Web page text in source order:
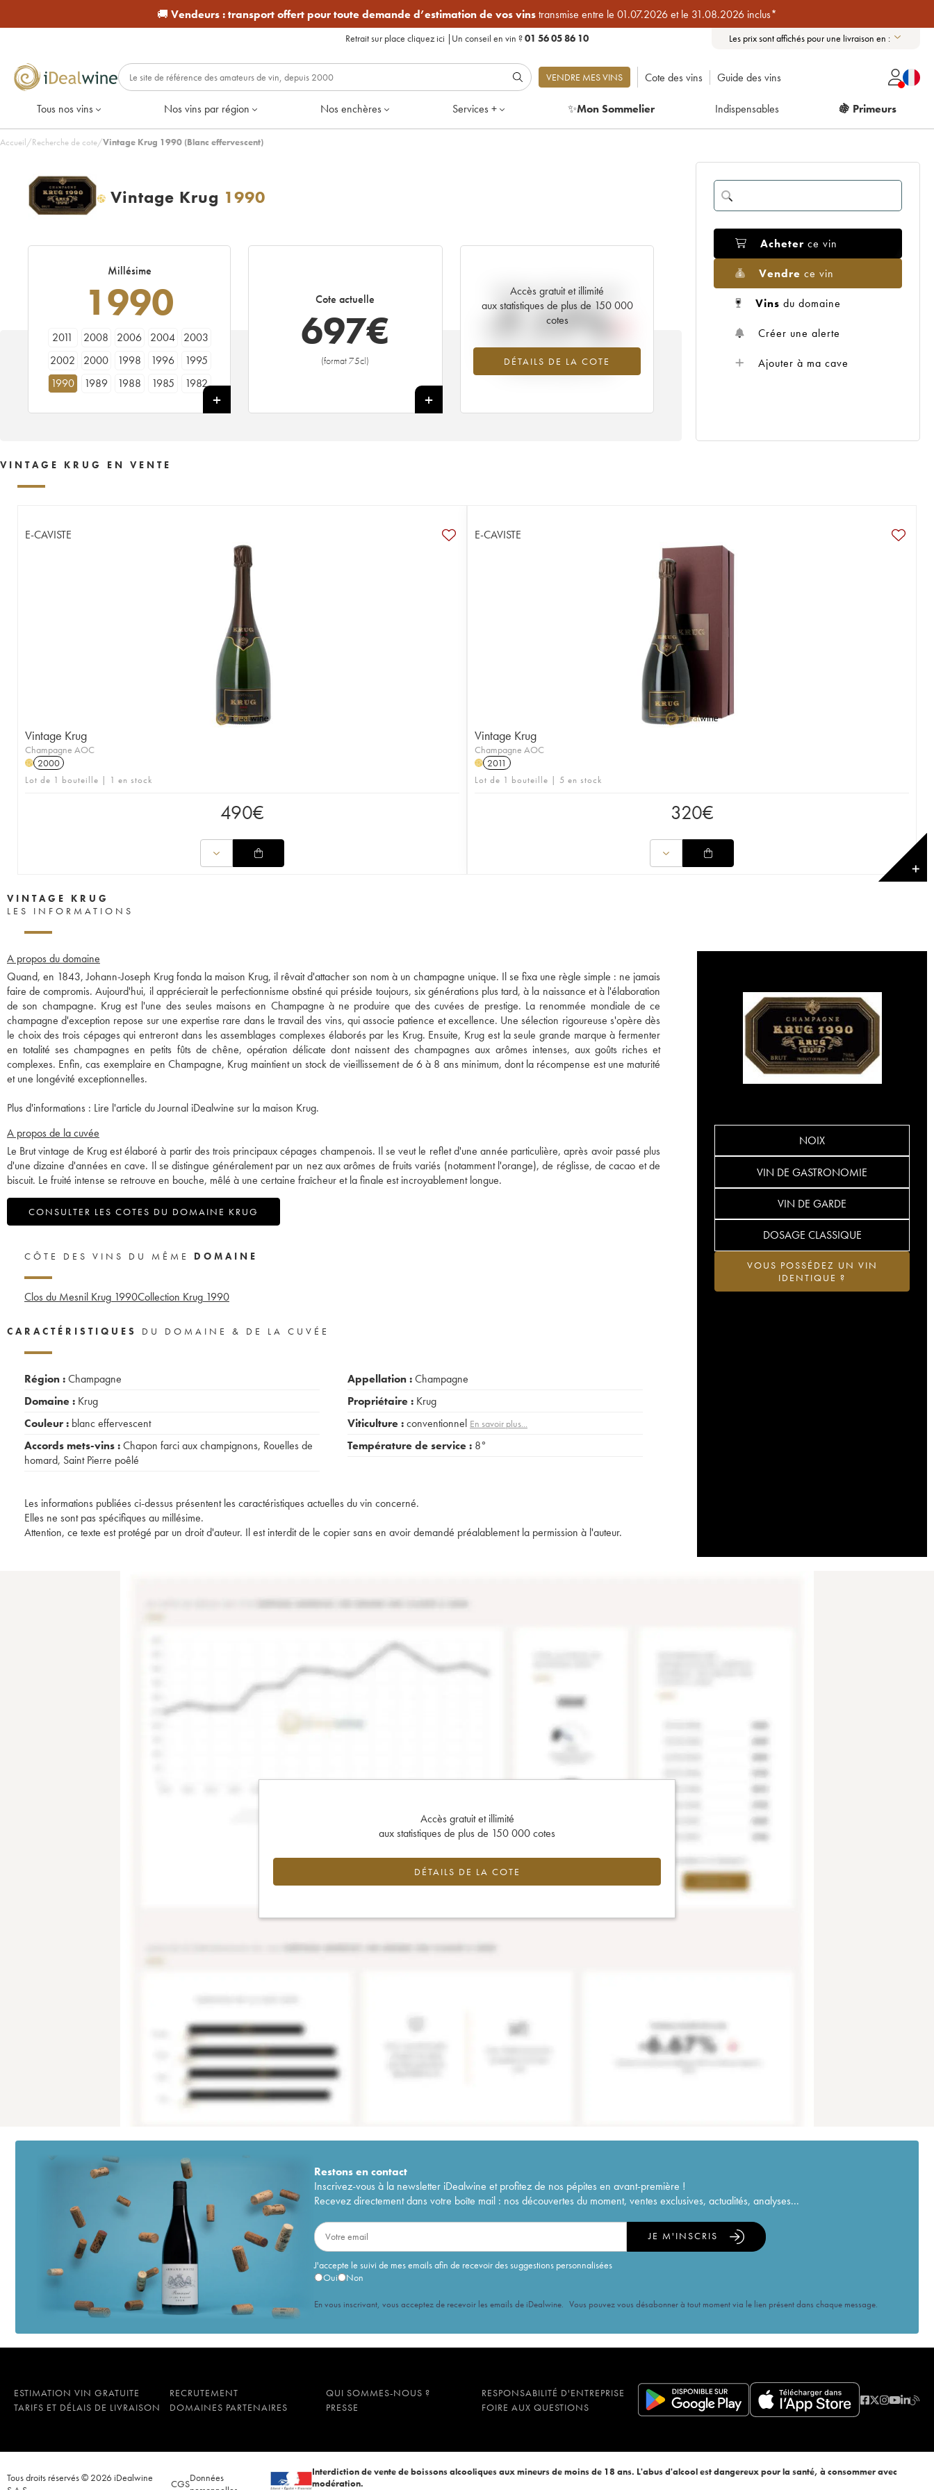
🚚 Vendeurs :transport offert pour toute demande d’estimation de vos vinstransmise entre le 01.07.2026 et le 31.08.2026 inclus*
Retrait sur place cliquez ici | Un conseil en vin ?01 56 05 86 10 Les prix sont affichés pour une livraison en :
VENDRE MES VINS Cote des vins Guide des vins
Tous nos vins Nos vins par région Nos enchères Services + ✨Mon Sommelier Indispensables 🍇 Primeurs
Accueil/Recherche de cote/Vintage Krug 1990 (Blanc effervescent)
H Vintage Krug 1990
Millésime
1990
2011 2008 2006 2004
2003
2002
2000 1998 1996
1995
1990
1989 1988 1985
1982
Cote actuelle
697€
(format 75cl)
+
Accès gratuit et illimité
aux statistiques de plus de 150 000
cotes
DÉTAILS DE LA COTE
Tendance actuelle de la cote
-7.17%
Tendance à la baisse du millésime 1990
en 2026 par rapport à 2025
Acheter ce vin
Vendre ce vin
Vins du domaine
Créer une alerte
Ajouter à ma cave
VINTAGE KRUG EN VENTE
E-CAVISTE
Vintage Krug
Champagne AOC
H 2000
Lot de 1 bouteille | 1 en stock
490€
E-CAVISTE
Vintage Krug
Champagne AOC
H 2011
Lot de 1 bouteille | 5 en stock
320€
✕
VINTAGE KRUG
LES INFORMATIONS
A propos du domaine
Quand, en 1843, Johann-Joseph Krug fonda la maison Krug, il rêvait d'attacher son nom à un champagne unique. Il se fixa une règle simple : ne jamais
faire de compromis. Aujourd'hui, il apprécierait le perfectionnisme obstiné qui préside toujours, six générations plus tard, à la naissance et à l'élaboration
de son champagne. Krug est l'une des seules maisons en Champagne à ne produire que des cuvées de prestige. La renommée mondiale de ce
champagne d'exception repose sur une expertise rare dans le travail des vins, qui associe patience et excellence. Une sélection rigoureuse s'opère dès
le choix des trois cépages qui entreront dans les assemblages complexes élaborés par les Krug. Ensuite, Krug est la seule grande marque à fermenter
en totalité ses champagnes en petits fûts de chêne, opération délicate dont naissent des champagnes aux arômes intenses, aux goûts riches et
complexes. Enfin, cas exemplaire en Champagne, Krug maintient un stock de vieillissement de 6 à 8 ans minimum, dont la récompense est une maturité
et une longévité exceptionnelles.
Plus d'informations : Lire l'article du Journal iDealwine sur la maison Krug.
A propos de la cuvée
Le Brut vintage de Krug est élaboré à partir des trois principaux cépages champenois. Il se veut le reflet d'une année particulière, après avoir passé plus
d'une dizaine d'années en cave. Il se distingue généralement par un nez aux arômes de fruits variés (notamment l'orange), de réglisse, de cacao et de
biscuit. Le fruité intense se retrouve en bouche, mêlé à une certaine fraîcheur et la finale est incroyablement longue.
CONSULTER LES COTES DU DOMAINE KRUG
NOIX
VIN DE GASTRONOMIE
VIN DE GARDE
DOSAGE CLASSIQUE
VOUS POSSÉDEZ UN VIN
IDENTIQUE ?
CÔTE DES VINS DU MÊME DOMAINE
Clos du Mesnil Krug 1990Collection Krug 1990
CARACTÉRISTIQUES DU DOMAINE & DE LA CUVÉE
Région :Champagne
Domaine : Krug
Couleur : blanc effervescent
Accords mets-vins :Chapon farci aux champignons, Rouelles de
homard, Saint Pierre poêlé
Appellation :Champagne
Propriétaire : Krug
Viticulture :conventionnel En savoir plus...
Température de service : 8°
Les informations publiées ci-dessus présentent les caractéristiques actuelles du vin concerné.
Elles ne sont pas spécifiques au millésime.
Attention, ce texte est protégé par un droit d'auteur. Il est interdit de le copier sans en avoir demandé préalablement la permission à l'auteur.
Accès gratuit et illimité
aux statistiques de plus de 150 000 cotes
DÉTAILS DE LA COTE
Restons encontact
Inscrivez-vous à la newsletter iDealwine et profitez de nos pépites en avant-première !
Recevez directement dans votre boîte mail : nos découvertes du moment, ventes exclusives, actualités, analyses...
J'accepte le suivi de mes emails afin de recevoir des suggestions personnalisées
Oui
Non
JE M'INSCRIS
En vous inscrivant, vous acceptez de recevoir les emails de iDealwine. Vous pouvez vous désabonner à tout moment via le lien présent dans chaque message.
ESTIMATION VIN GRATUITE RECRUTEMENT QUI SOMMES-NOUS ?
RESPONSABILITÉ D'ENTREPRISE
TARIFS ET DÉLAIS DE LIVRAISON
DOMAINES PARTENAIRES PRESSE FOIRE AUX QUESTIONS
Tous droits réservés © 2026 iDealwine
CGSDonnées
Interdiction de vente de boissons alcooliques aux mineurs de moins de 18 ans. L'abus d'alcool est dangereux pour la santé, à consommer avec
modération.